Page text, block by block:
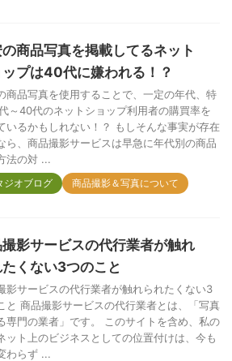
商品写真を掲載してるネット
ップは40代に嫌われる！？
商品写真を使用することで、一定の年代、特
～40代のネットショップ利用者の購買率を
いるかもしれない！？ もしそんな事実が存在
ら、商品撮影サービスは早急に年代別の商品
法の対 ...
ジオブログ 商品撮影＆写真について
影サービスの代行業者が触れ
たくない3つのこと
影サービスの代行業者が触れられたくない3
と 商品撮影サービスの代行業者とは、「写真
専門の業者」です。 このサイトを含め、私の
ット上のビジネスとしての位置付けは、今も
わらず ...